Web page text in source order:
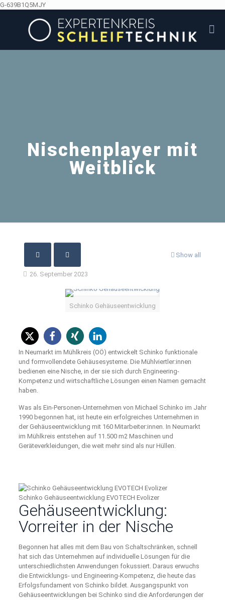
G-639B1Q5MJY
Nischenplayer mit
Weitblick
Show all
26. September 2023
Schinko Gehäuseentwicklung
In Neumarkt im Mühlkreis (OÖ) entwickelt Schinko funktionale
und formvollendete Gehäusesysteme. Die Mühlviertler:innen
bedienen eine Nische, in der sie sich durch Engineering-
Kompetenz und wirtschaftliche Lösungen einen Namen gemacht
haben.
Was als Ein-Personen-Unternehmen von Michael Schinko im Jahr
1990 begonnen hat, ist heute ein erfolgreiches Unternehmen in
der Gehäuseentwicklung mit 160 Mitarbeiter:innen. In Neumarkt
im Mühlkreis entstehen auf 11.500 m2 Maschinen und
Geräteverkleidungen, die weit mehr sind als nur Hüllen.
Schinko Gehäuseentwicklung EVOTECH Evolizer
Gehäuseentwicklung:
Vorreiter in der Nische
Begonnen hat alles mit dem Bau von Schaltschränken, schnell
hat sich das Unternehmen auf individuelle Lösungen für die
unterschiedlichsten Anwendungen fokussiert. Daraus erwuchs
die Entwicklungs- und Engineering-Kompetenz, die heute das
Erfolgsfundament von Schinko bildet. Ausgangspunkt von
Gehäuseentwicklungen bei Schinko sind die Anforderungen der